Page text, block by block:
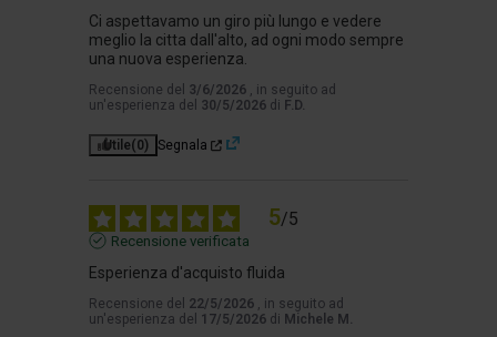
Ci aspettavamo un giro più lungo e vedere
meglio la citta dall'alto, ad ogni modo sempre
una nuova esperienza.
Recensione del 3/6/2026 , in seguito ad
un'esperienza del 30/5/2026 di F.D.
Utile(0) Segnala
5/5
Recensione verificata
Esperienza d'acquisto fluida
Recensione del 22/5/2026 , in seguito ad
un'esperienza del 17/5/2026 di Michele M.